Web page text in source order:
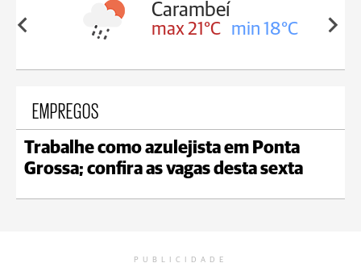
18°C
Carambeí
max 21°C min 18°C
EMPREGOS
Trabalhe como azulejista em Ponta
Grossa; confira as vagas desta sexta
PUBLICIDADE